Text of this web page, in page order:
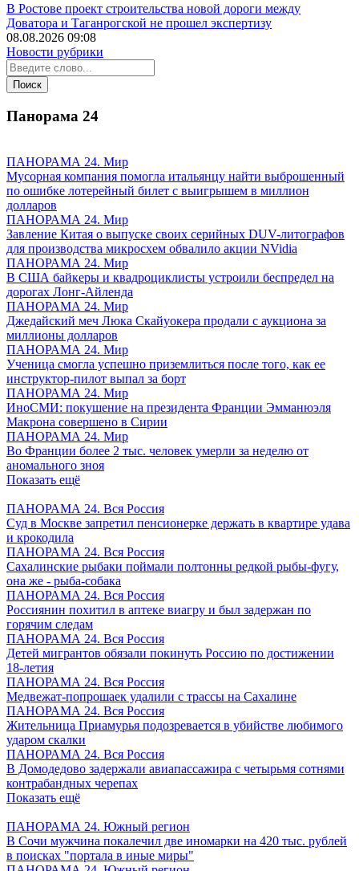
В Ростове проект строительства новой дороги между
Доватора и Таганрогской не прошел экспертизу
08.08.2026 09:08
Новости рубрики
Панорама 24
ПАНОРАМА 24. Мир
Мусорная компания помогла итальянцу найти выброшенный
по ошибке лотерейный билет с выигрышем в миллион
долларов
ПАНОРАМА 24. Мир
Завление Китая о выпуске своих серийных DUV-литографов
для производства микросхем обвалило акции NVidia
ПАНОРАМА 24. Мир
В США байкеры и квадроциклисты устроили беспредел на
дорогах Лонг-Айленда
ПАНОРАМА 24. Мир
Джедайский меч Люка Скайуокера продали с аукциона за
миллионы долларов
ПАНОРАМА 24. Мир
Ученица смогла успешно приземлиться после того, как ее
инструктор-пилот выпал за борт
ПАНОРАМА 24. Мир
ИноСМИ: покушение на президента Франции Эмманюэля
Макрона совершено в Сирии
ПАНОРАМА 24. Мир
Во Франции более 2 тыс. человек умерли за неделю от
аномального зноя
Показать ещё
ПАНОРАМА 24. Вся Россия
Суд в Москве запретил пенсионерке держать в квартире удава
и крокодила
ПАНОРАМА 24. Вся Россия
Сахалинские рыбаки поймали полтонны редкой рыбы-фугу,
она же - рыба-собака
ПАНОРАМА 24. Вся Россия
Россиянин похитил в аптеке виагру и был задержан по
горячим следам
ПАНОРАМА 24. Вся Россия
Детей мигрантов обязали покинуть Россию по достижении
18-летия
ПАНОРАМА 24. Вся Россия
Медвежат-попрошаек удалили с трассы на Сахалине
ПАНОРАМА 24. Вся Россия
Жительница Приамурья подозревается в убийстве любимого
ударом скалки
ПАНОРАМА 24. Вся Россия
В Домодедово задержали авиапассажира с четырьмя сотнями
контрабандных черепах
Показать ещё
ПАНОРАМА 24. Южный регион
В Сочи мужчина покалечил две иномарки на 420 тыс. рублей
в поисках "портала в иные миры"